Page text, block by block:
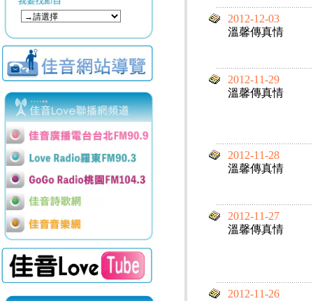
2012-12-03
溫馨傳真情
2012-11-29
溫馨傳真情
2012-11-28
溫馨傳真情
2012-11-27
溫馨傳真情
2012-11-26